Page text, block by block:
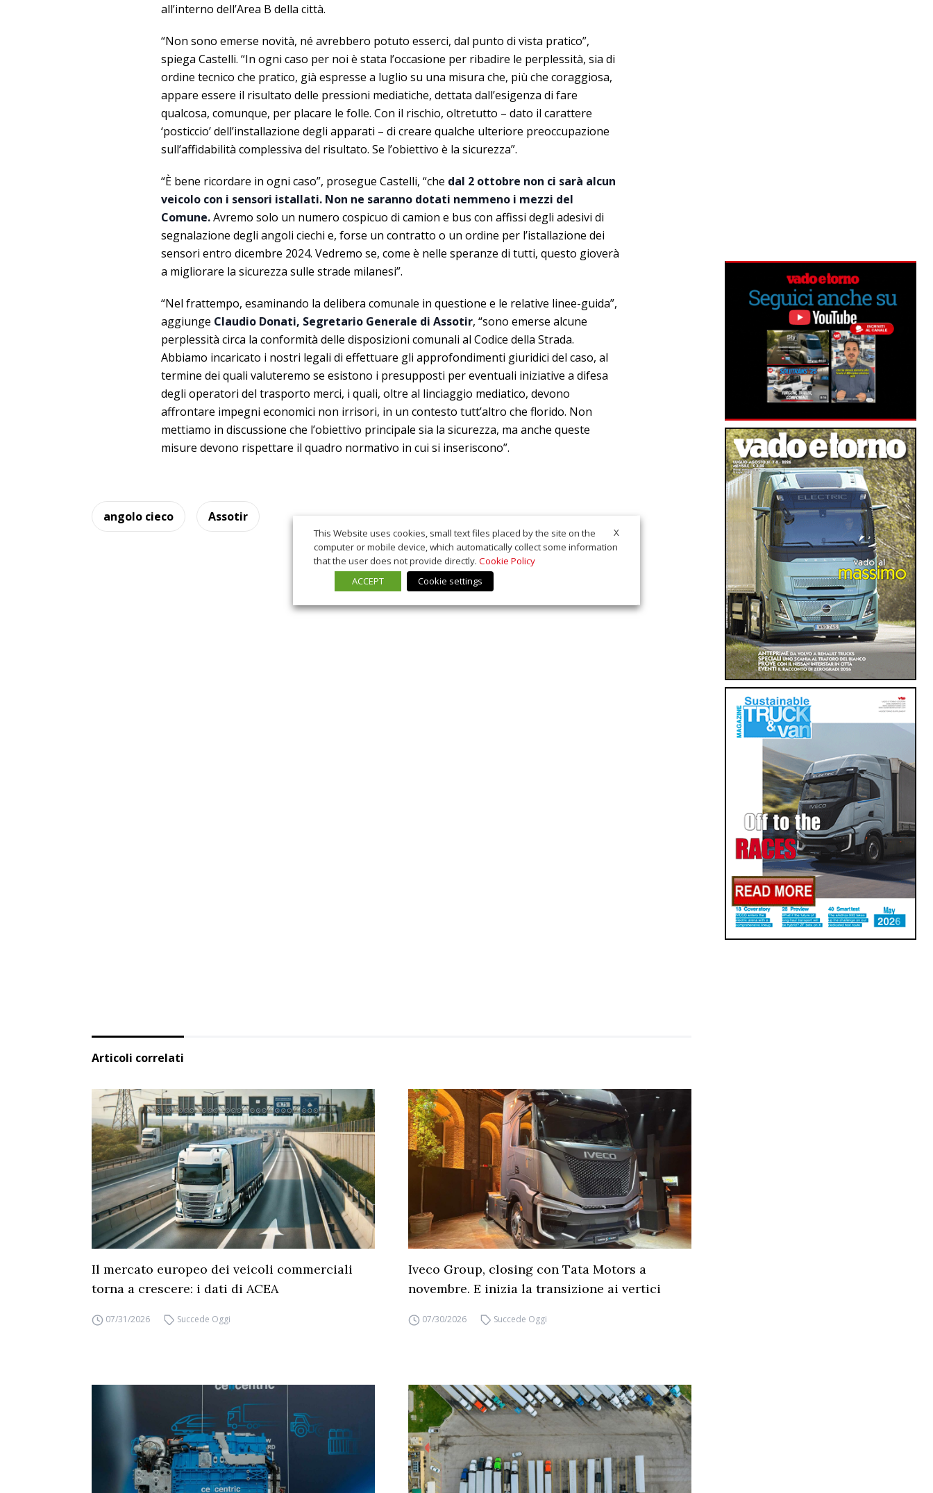
all’interno dell’Area B della città.
“Non sono emerse novità, né avrebbero potuto esserci, dal punto di vista pratico”,
spiega Castelli. “In ogni caso per noi è stata l’occasione per ribadire le perplessità, sia di
ordine tecnico che pratico, già espresse a luglio su una misura che, più che coraggiosa,
appare essere il risultato delle pressioni mediatiche, dettata dall’esigenza di fare
qualcosa, comunque, per placare le folle. Con il rischio, oltretutto – dato il carattere
‘posticcio’ dell’installazione degli apparati – di creare qualche ulteriore preoccupazione
sull’affidabilità complessiva del risultato. Se l’obiettivo è la sicurezza”.
“È bene ricordare in ogni caso”, prosegue Castelli, “che dal 2 ottobre non ci sarà alcun
veicolo con i sensori istallati. Non ne saranno dotati nemmeno i mezzi del
Comune.Avremo solo un numero cospicuo di camion e bus con affissi degli adesivi di
segnalazione degli angoli ciechi e, forse un contratto o un ordine per l’istallazione dei
sensori entro dicembre 2024. Vedremo se, come è nelle speranze di tutti, questo gioverà
a migliorare la sicurezza sulle strade milanesi”.
“Nel frattempo, esaminando la delibera comunale in questione e le relative linee-guida”,
aggiunge Claudio Donati, Segretario Generale di Assotir, “sono emerse alcune
perplessità circa la conformità delle disposizioni comunali al Codice della Strada.
Abbiamo incaricato i nostri legali di effettuare gli approfondimenti giuridici del caso, al
termine dei quali valuteremo se esistono i presupposti per eventuali iniziative a difesa
degli operatori del trasporto merci, i quali, oltre al linciaggio mediatico, devono
affrontare impegni economici non irrisori, in un contesto tutt’altro che florido. Non
mettiamo in discussione che l’obiettivo principale sia la sicurezza, ma anche queste
misure devono rispettare il quadro normativo in cui si inseriscono”.
angolo cieco Assotir
Articoli correlati
Il mercato europeo dei veicoli commerciali
torna a crescere: i dati di ACEA
07/31/2026 Succede Oggi
Iveco Group, closing con Tata Motors a
novembre. E inizia la transizione ai vertici
07/30/2026 Succede Oggi
X
This Website uses cookies, small text files placed by the site on the
computer or mobile device, which automatically collect some information
that the user does not provide directly. Cookie Policy
ACCEPT
Cookie settings